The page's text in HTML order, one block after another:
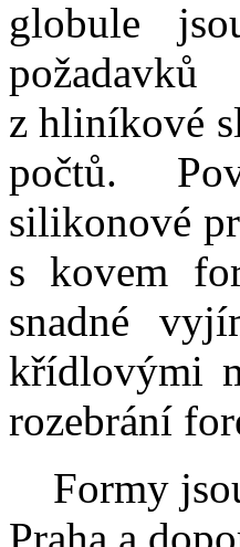
globule
z hliníkové
počtů.
silikonové
s kovem
snadné
křídlovými
rozebrání
Formy
Praha a